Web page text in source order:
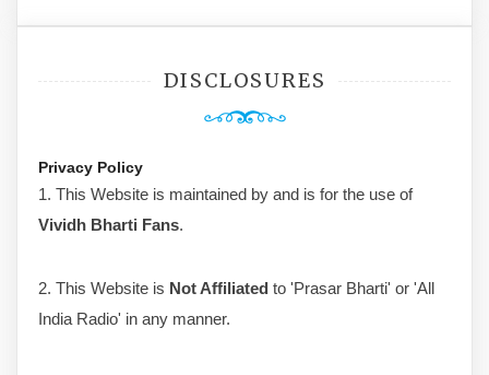
DISCLOSURES
Privacy Policy
1. This Website is maintained by and is for the use of
Vividh Bharti Fans.
2. This Website is Not Affiliated to 'Prasar Bharti' or 'All
India Radio' in any manner.